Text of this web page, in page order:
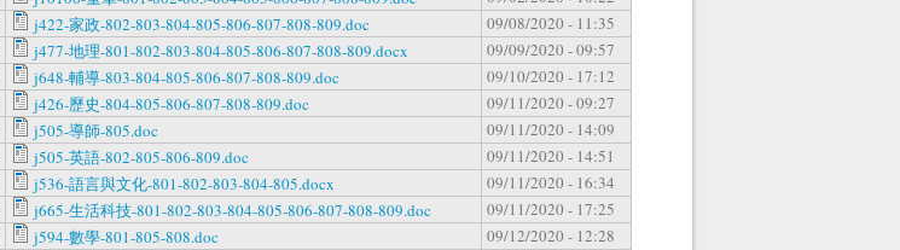
j422-家政-802-803-804-805-806-807-808-809.doc
09/08/2020 - 11:35
j477-地理-801-802-803-804-805-806-807-808-809.docx
09/09/2020 - 09:57
j648-輔導-803-804-805-806-807-808-809.doc
09/10/2020 - 17:12
j426-歷史-804-805-806-807-808-809.doc
09/11/2020 - 09:27
j505-導師-805.doc
09/11/2020 - 14:09
j505-英語-802-805-806-809.doc
09/11/2020 - 14:51
j536-語言與文化-801-802-803-804-805.docx
09/11/2020 - 16:34
j665-生活科技-801-802-803-804-805-806-807-808-809.doc
09/11/2020 - 17:25
j594-數學-801-805-808.doc
09/12/2020 - 12:28